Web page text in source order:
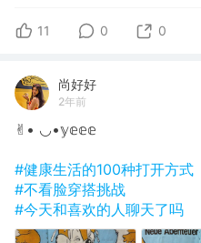
11 0 0
尚好好
2年前
✌︎︎• ◡•𝕪𝕖𝕖𝕖
#健康生活的100种打开方式
#不看脸穿搭挑战
#今天和喜欢的人聊天了吗